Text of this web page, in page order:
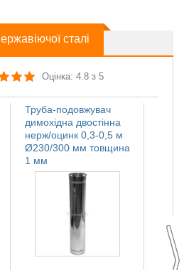
сталі
Оцінка: 4.8 з 5
Труба-подовжувач
димохідна двостінна
нерж/оцинк 0,3-0,5 м
Ø230/300 мм товщина
1 мм